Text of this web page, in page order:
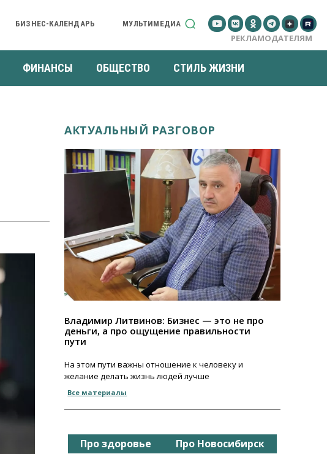
БИЗНЕС-КАЛЕНДАРЬ МУЛЬТИМЕДИА
РЕКЛАМОДАТЕЛЯМ
ФИНАНСЫ ОБЩЕСТВО СТИЛЬ ЖИЗНИ
АКТУАЛЬНЫЙ РАЗГОВОР
Владимир Литвинов: Бизнес — это не про
деньги, а про ощущение правильности
пути
На этом пути важны отношение к человеку и
желание делать жизнь людей лучше
Все материалы
Про здоровье Про Новосибирск